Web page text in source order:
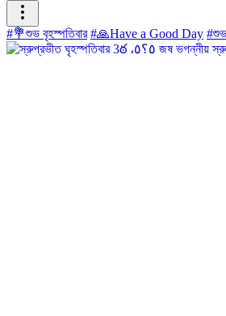
#💐শুভ বৃহস্পতিবার #🙏Have a Good Day